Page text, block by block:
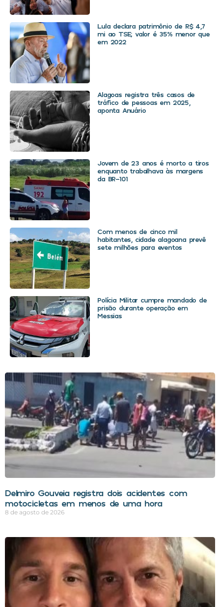
Lula declara patrimônio de R$ 4,7
mi ao TSE; valor é 35% menor que
em 2022
Alagoas registra três casos de
tráfico de pessoas em 2025,
aponta Anuário
Jovem de 23 anos é morto a tiros
enquanto trabalhava às margens
da BR-101
Com menos de cinco mil
habitantes, cidade alagoana prevê
sete milhões para eventos
Polícia Militar cumpre mandado de
prisão durante operação em
Messias
Delmiro Gouveia registra dois acidentes com
motocicletas em menos de uma hora
8 de agosto de 2026